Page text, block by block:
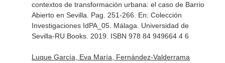
contextos de transformación urbana: el caso de Barrio
Abierto en Sevilla. Pag. 251-266. En: Colección
Investigaciones IdPA_05. Málaga. Universidad de
Sevilla-RU Books. 2019. ISBN 978 84 949664 4 6
Luque García, Eva María, Fernández-Valderrama